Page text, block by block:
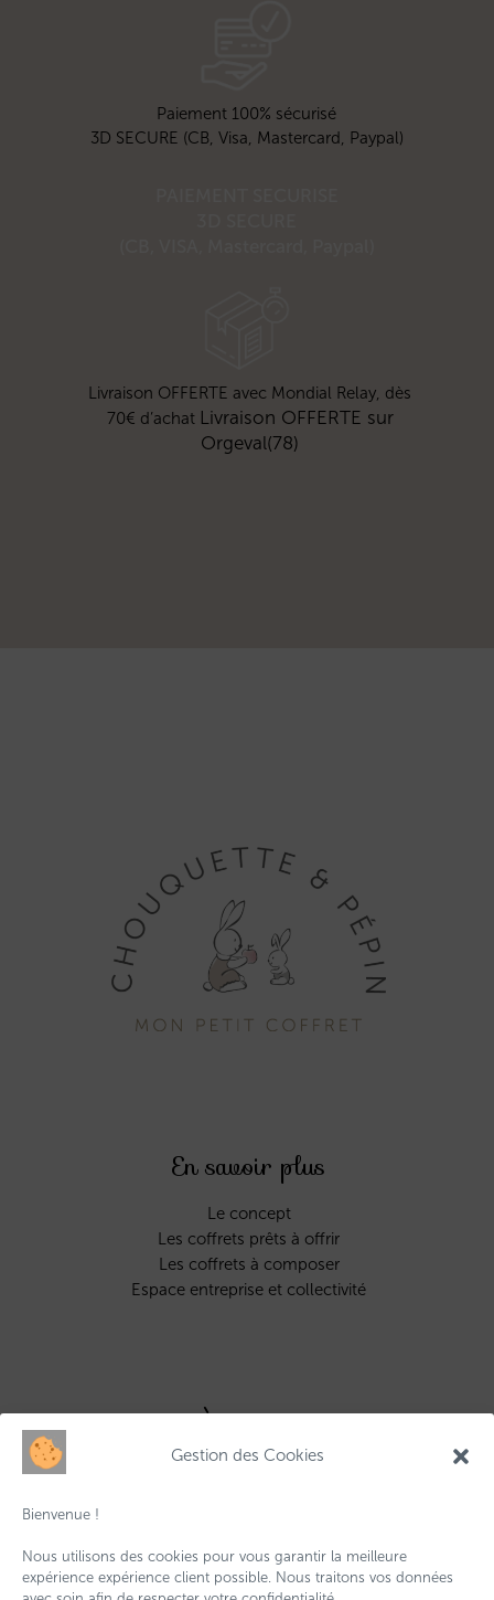
Gestion des Cookies
Bienvenue !
Nous utilisons des cookies pour vous garantir la meilleure
expérience expérience client possible. Nous traitons vos données
Paiement 100% sécurisé
3D SECURE (CB, Visa, Mastercard, Paypal)
Livraison OFFERTE avec Mondial Relay, dès
70€ d’achat Livraison OFFERTE sur
Orgeval(78)
En savoir plus
Le concept
Les coffrets prêts à offrir
Les coffrets à composer
Espace entreprise et collectivité
À propos
Conditions générales de vente
Mentions légales